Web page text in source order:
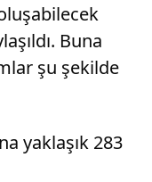
Buna
şu şekilde
yaklaşık 283